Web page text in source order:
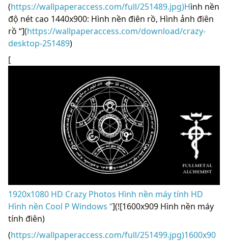
(https://wallpaperaccess.com/full/251489.jpg)Hình nền
độ nét cao 1440x900: Hình nền điên rồ, Hình ảnh điên
rồ “](https://wallpaperaccess.com/download/crazy-
desktop-251489)
[
1920x1080 HD Crazy Photos Hình nền máy tính HD
Hình nền Cool P Windows “](![1600x909 Hình nền máy
tính điên)
(https://wallpaperaccess.com/full/251499.jpg)1600x90